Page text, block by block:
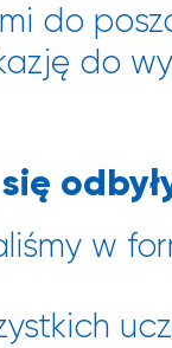
do
do
w